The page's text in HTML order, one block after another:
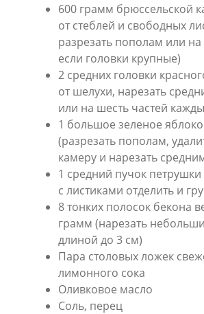
600 грамм брюссельской
от стеблей и свободных
разрезать пополам или на
если головки крупные)
2 средних головки
от шелухи, нарезать
или на шесть частей
1 большое зеленое
(разрезать пополам,
камеру и нарезать
1 средний пучок петрушки
с листиками отделить и
8 тонких полосок бекона
грамм (нарезать
длиной до 3 см)
Пара столовых ложек
лимонного сока
Оливковое масло
Соль, перец